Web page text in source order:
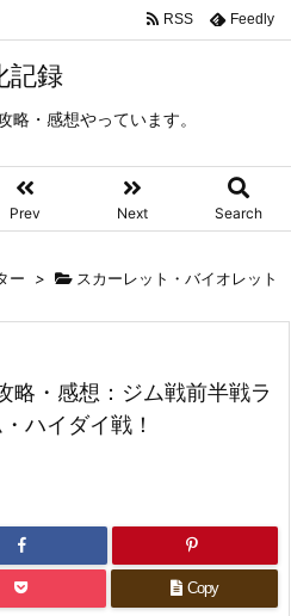
記録
・感想やっています。
Prev Next Search
RSS Feedly
ー > スカーレット・バイオレット
略・感想：ジム戦前半戦ラ
ハイダイ戦！
Copy